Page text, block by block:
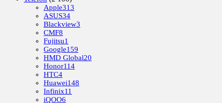
Apple313
ASUS34
Blackview3
CMF8
Fujitsu1
Google159
HMD Global20
Honor114
HTC4
Huawei148
Infinix11
iQOO6